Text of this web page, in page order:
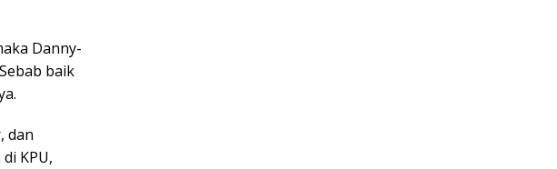
Danny-
baik
dan
KPU,